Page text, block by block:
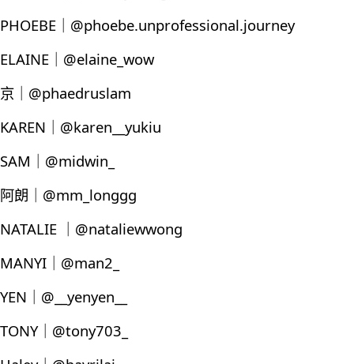
PHOEBE｜@phoebe.unprofessional.journey
ELAINE｜@elaine_wow
京｜@phaedruslam
KAREN｜@karen__yukiu
SAM｜@midwin_
阿朗｜@mm_longgg
NATALIE ｜@nataliewwong
MANYI｜@man2_
YEN｜@__yenyen__
TONY｜@tony703_